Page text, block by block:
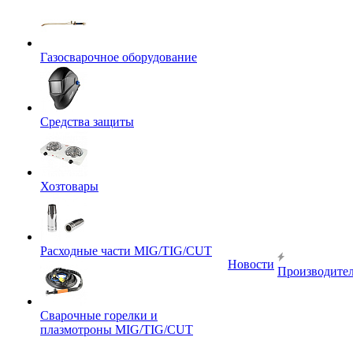
Газосварочное оборудование
Средства защиты
Хозтовары
Расходные части MIG/TIG/CUT
Сварочные горелки и
плазмотроны MIG/TIG/CUT
Новости